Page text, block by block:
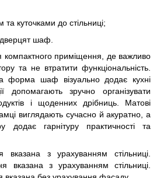
та куточками до стільниці;
шаф.
компактного приміщення, де важливо
та не втратити функціональність.
форма шаф візуально додає кухні
допомагають зручно організувати
і щоденних дрібниць. Матові
виглядають сучасно й акуратно, а
додає гарнітуру практичності та
вказана з урахуванням стільниці.
вказана з урахуванням стільниці.